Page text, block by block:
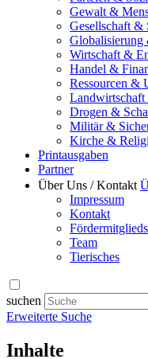
Gewalt &
Gesellschaft &
Globalisierung
Wirtschaft &
Handel &
Ressourcen &
Drogen &
Militär &
Kirche &
Printausgaben
Partner
Über Uns / Kontakt
Impressum
Kontakt
Team
Tierisches
suchen
Erweiterte Suche
Inhalte